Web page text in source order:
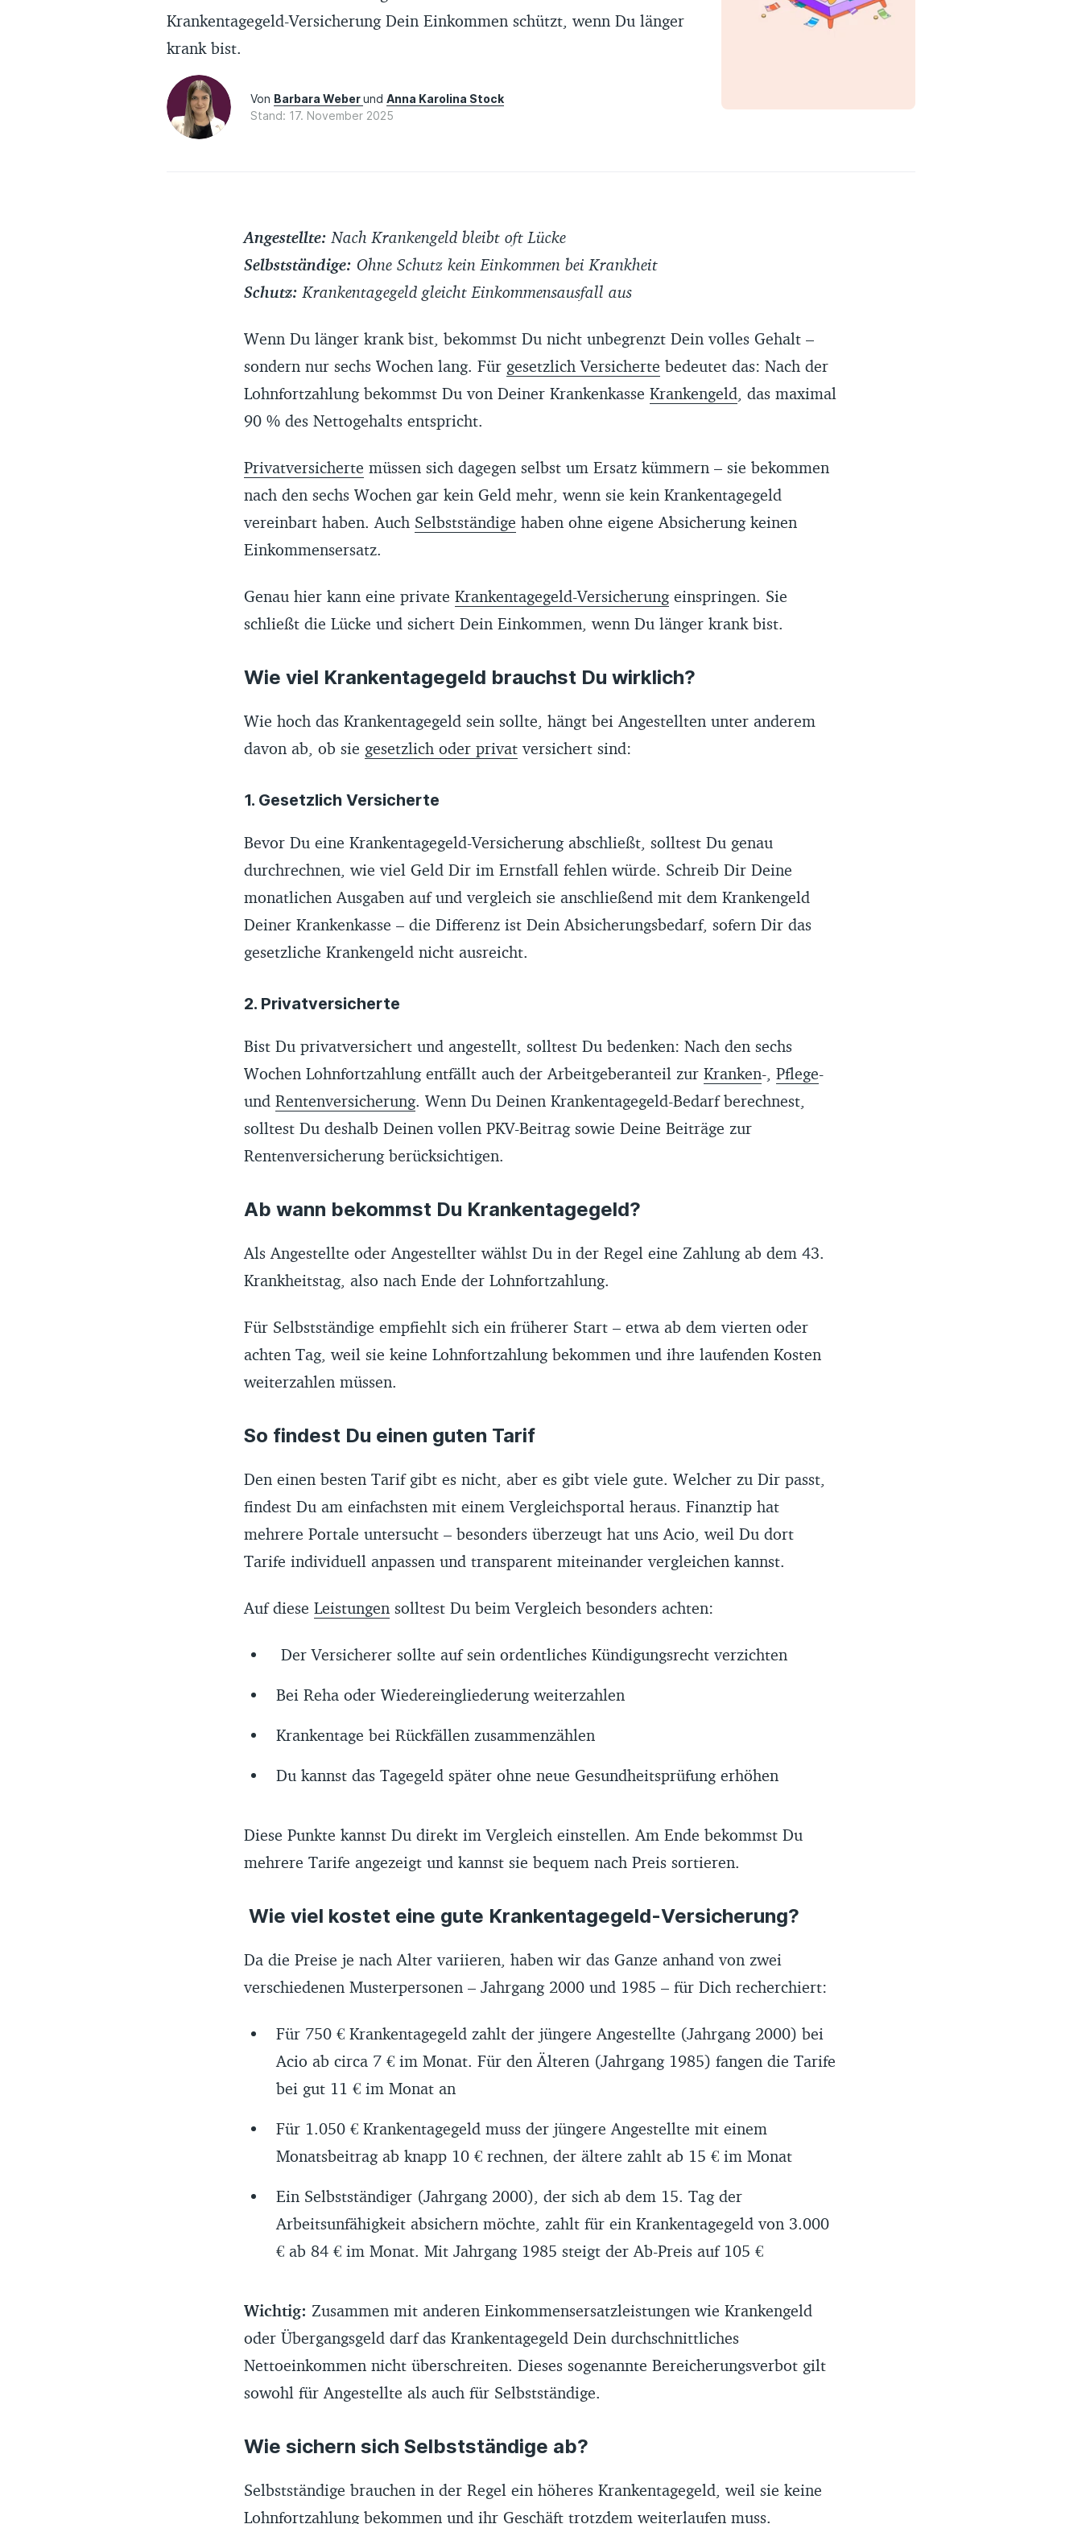
Erfahrungsportal
Academy
Krankentagegeld-Versicherung Dein Einkommen schützt, wenn Du länger
krank bist.
Von Barbara WeberundAnna Karolina Stock
Stand: 17. November 2025
Angestellte: Nach Krankengeld bleibt oft Lücke
Selbstständige: Ohne Schutz kein Einkommen bei Krankheit
Schutz: Krankentagegeld gleicht Einkommensausfall aus
Wenn Du länger krank bist, bekommst Du nicht unbegrenzt Dein volles Gehalt –
sondern nur sechs Wochen lang. Für gesetzlich Versicherte bedeutet das: Nach der
Lohnfortzahlung bekommst Du von Deiner Krankenkasse Krankengeld, das maximal
90 % des Nettogehalts entspricht.
Privatversicherte müssen sich dagegen selbst um Ersatz kümmern – sie bekommen
nach den sechs Wochen gar kein Geld mehr, wenn sie kein Krankentagegeld
vereinbart haben. Auch Selbstständige haben ohne eigene Absicherung keinen
Einkommensersatz.
Genau hier kann eine private Krankentagegeld-Versicherungeinspringen. Sie
schließt die Lücke und sichert Dein Einkommen, wenn Du länger krank bist.
Wie viel Krankentagegeld brauchst Du wirklich?
Wie hoch das Krankentagegeld sein sollte, hängt bei Angestellten unter anderem
davon ab, ob sie gesetzlich oder privatversichert sind:
1. Gesetzlich Versicherte
Bevor Du eine Krankentagegeld-Versicherung abschließt, solltest Du genau
durchrechnen, wie viel Geld Dir im Ernstfall fehlen würde. Schreib Dir Deine
monatlichen Ausgaben auf und vergleich sie anschließend mit dem Krankengeld
Deiner Krankenkasse – die Differenz ist Dein Absicherungsbedarf, sofern Dir das
gesetzliche Krankengeld nicht ausreicht.
2. Privatversicherte
Bist Du privatversichert und angestellt, solltest Du bedenken: Nach den sechs
Wochen Lohnfortzahlung entfällt auch der Arbeitgeberanteil zur Kranken-, Pflege-
und Rentenversicherung. Wenn Du Deinen Krankentagegeld-Bedarf berechnest,
solltest Du deshalb Deinen vollen PKV-Beitrag sowie Deine Beiträge zur
Rentenversicherung berücksichtigen.
Ab wann bekommst Du Krankentagegeld?
Als Angestellte oder Angestellter wählst Du in der Regel eine Zahlung ab dem 43.
Krankheitstag, also nach Ende der Lohnfortzahlung.
Für Selbstständige empfiehlt sich ein früherer Start – etwa ab dem vierten oder
achten Tag, weil sie keine Lohnfortzahlung bekommen und ihre laufenden Kosten
weiterzahlen müssen.
So findest Du einen guten Tarif
Den einen besten Tarif gibt es nicht, aber es gibt viele gute. Welcher zu Dir passt,
findest Du am einfachsten mit einem Vergleichsportal heraus. Finanztip hat
mehrere Portale untersucht – besonders überzeugt hat uns Acio, weil Du dort
Tarife individuell anpassen und transparent miteinander vergleichen kannst.
Auf diese Leistungensolltest Du beim Vergleich besonders achten:
Der Versicherer sollte auf sein ordentliches Kündigungsrecht verzichten
Bei Reha oder Wiedereingliederung weiterzahlen
Krankentage bei Rückfällen zusammenzählen
Du kannst das Tagegeld später ohne neue Gesundheitsprüfung erhöhen
Diese Punkte kannst Du direkt im Vergleich einstellen. Am Ende bekommst Du
mehrere Tarife angezeigt und kannst sie bequem nach Preis sortieren.
Wie viel kostet eine gute Krankentagegeld-Versicherung?
Da die Preise je nach Alter variieren, haben wir das Ganze anhand von zwei
verschiedenen Musterpersonen – Jahrgang 2000 und 1985 – für Dich recherchiert:
Für 750 € Krankentagegeld zahlt der jüngere Angestellte (Jahrgang 2000) bei
Acio ab circa 7 € im Monat. Für den Älteren (Jahrgang 1985) fangen die Tarife
bei gut 11 € im Monat an
Für 1.050 € Krankentagegeld muss der jüngere Angestellte mit einem
Monatsbeitrag ab knapp 10 € rechnen, der ältere zahlt ab 15 € im Monat
Ein Selbstständiger (Jahrgang 2000), der sich ab dem 15. Tag der
Arbeitsunfähigkeit absichern möchte, zahlt für ein Krankentagegeld von 3.000
€ ab 84 € im Monat. Mit Jahrgang 1985 steigt der Ab-Preis auf 105 €
Wichtig: Zusammen mit anderen Einkommensersatzleistungen wie Krankengeld
oder Übergangsgeld darf das Krankentagegeld Dein durchschnittliches
Nettoeinkommen nicht überschreiten. Dieses sogenannte Bereicherungsverbot gilt
sowohl für Angestellte als auch für Selbstständige.
Wie sichern sich Selbstständige ab?
Selbstständige brauchen in der Regel ein höheres Krankentagegeld, weil sie keine
Lohnfortzahlung bekommen und ihr Geschäft trotzdem weiterlaufen muss.